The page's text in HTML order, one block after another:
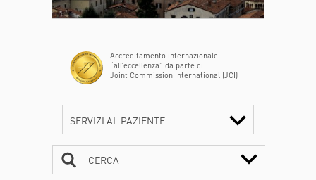
Accreditamento internazionale
“all’eccellenza” da parte di
Joint Commission International (JCI)
SERVIZI AL PAZIENTE
CERCA